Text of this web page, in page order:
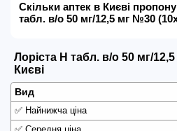
Скільки аптек в Києві
табл. в/о 50 мг/12,5 мг №30
Лоріста Н табл. в/о 50 мг/
Києві
Вид
✅ Найнижча ціна